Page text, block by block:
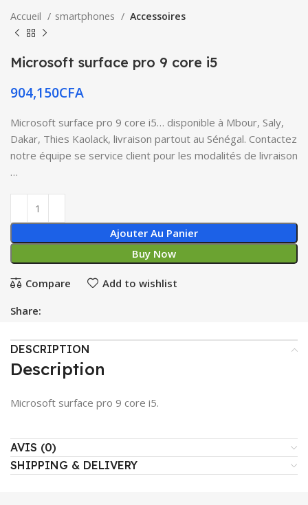
Accueil smartphones Accessoires
Microsoft surface pro 9 core i5
904,150CFA
Microsoft surface pro 9 core i5… disponible à Mbour, Saly,
Dakar, Thies Kaolack, livraison partout au Sénégal. Contactez
notre équipe se service client pour les modalités de livraison
…
Ajouter Au Panier
Buy Now
Compare Add to wishlist
Share:
DESCRIPTION
Description
Microsoft surface pro 9 core i5.
AVIS (0)
SHIPPING & DELIVERY